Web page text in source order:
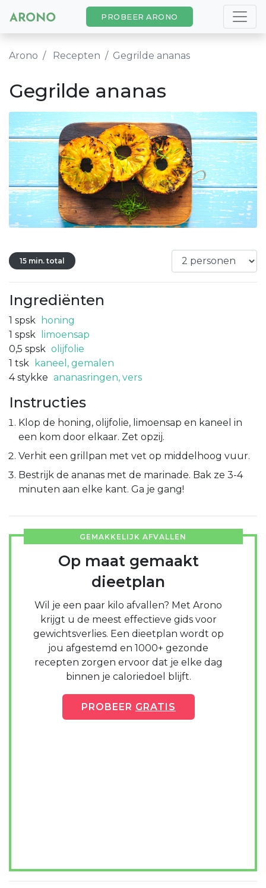
PROBEER ARONO
Arono Recepten Gegrilde ananas
Gegrilde ananas
15 min. total
Ingrediënten
1 spsk
honing
1 spsk
limoensap
0,5 spsk olijfolie
1 tsk
kaneel, gemalen
4 stykke ananasringen, vers
Instructies
Klop de honing, olijfolie, limoensap en kaneel in
een kom door elkaar. Zet opzij.
Verhit een grillpan met vet op middelhoog vuur.
Bestrijk de ananas met de marinade. Bak ze 3-4
minuten aan elke kant. Ga je gang!
GEMAKKELIJK AFVALLEN
Op maat gemaakt
dieetplan
Wil je een paar kilo afvallen? Met Arono
krijgt u de meest effectieve gids voor
gewichtsverlies. Een dieetplan wordt op
jou afgestemd en 1000+ gezonde
recepten zorgen ervoor dat je elke dag
binnen je caloriedoel blijft.
PROBEER GRATIS